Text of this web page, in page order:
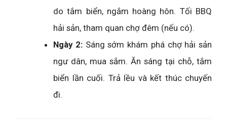
do tắm biển, ngắm hoàng hôn. Tối BBQ
hải sản, tham quan chợ đêm (nếu có).
Ngày 2:Sáng sớm khám phá chợ hải sản
ngư dân, mua sắm. Ăn sáng tại chỗ, tắm
biển lần cuối. Trả lều và kết thúc chuyến
đi.